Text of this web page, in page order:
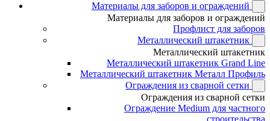
Материалы для заборов и ограждений
Материалы для заборов и ограждений
Профлист для заборов
Металлический штакетник
Металлический штакетник
Металлический штакетник Grand Line
Металлический штакетник Металл Профиль
Ограждения из сварной сетки
Ограждения из сварной сетки
Ограждение Medium для частного
строительства